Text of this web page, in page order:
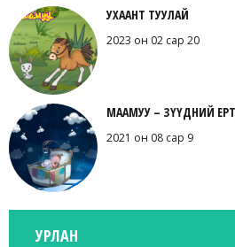
УХААНТ ТУУЛАЙ
2023 он 02 сар 20
МААМУУ – ЗҮҮДНИЙ
2021 он 08 сар 9
УРЛАН